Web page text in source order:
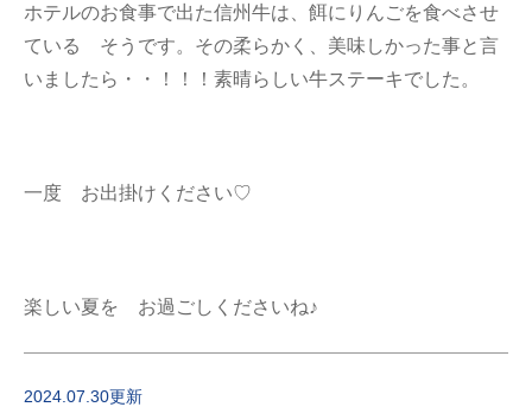
ホテルのお食事で出た信州牛は、餌にりんごを食べさせ
ている そうです。その柔らかく、美味しかった事と言
いましたら・・！！！素晴らしい牛ステーキでした。
一度 お出掛けください♡
楽しい夏を お過ごしくださいね♪
2024.07.30更新